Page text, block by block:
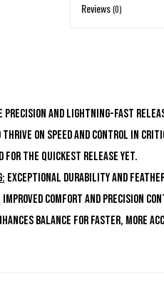
Reviews(0)
and lightning-fast release,
thrive on speed and control in
for the quickest release yet.
Exceptional durability and
Improved comfort and precision
balance for faster, more